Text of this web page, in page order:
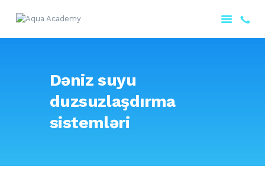
Dəniz suyu
duzsuzlaşdırma
sistemləri
HAQQIMIZDA
MƏHSULLARIMIZ
PORTFOLIO
AZƏRBAYCAN